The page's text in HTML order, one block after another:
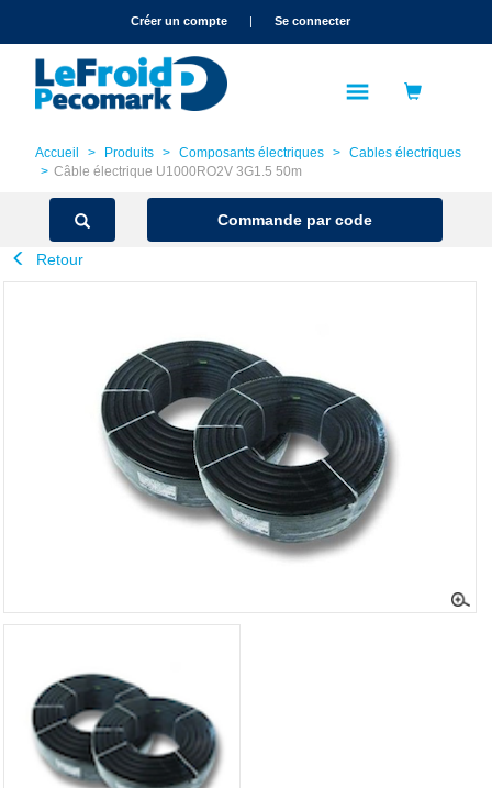
text.skipToNavigationCréer un compte | Se connecter
Accueil Produits Composants électriques
Cables électriques
Câble électrique U1000RO2V 3G1.5 50m
Commande par code
Retour